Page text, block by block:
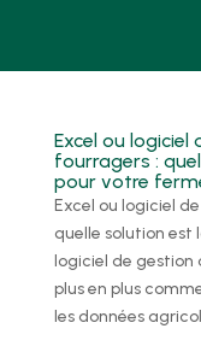
Excel ou
fourragers :
pour votre
Excel ou logiciel
quelle solution est
logiciel de gestion
plus en plus
les données